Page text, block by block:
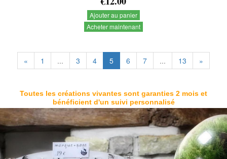
Ajouter au panier
Acheter maintenant
« 1 ... 3 4 5 6 7 ... 13 »
Toutes les créations vivantes sont garanties 2 mois et
bénéficient d'un suivi personnalisé